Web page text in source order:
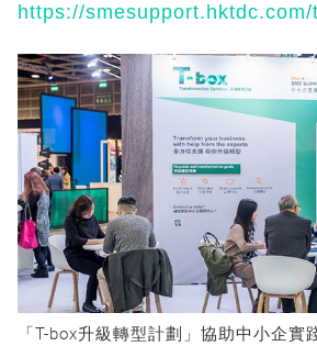
https://
「T-box升級轉型計劃」協助中小企實